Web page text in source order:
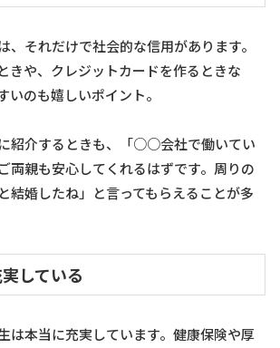
、それだけで社会的な信用があります。
きや、クレジットカードを作るときな
いのも嬉しいポイント。
紹介するときも、「○○会社で働いてい
両親も安心してくれるはずです。周りの
結婚したね」と言ってもらえることが多
している
は本当に充実しています。健康保険や厚